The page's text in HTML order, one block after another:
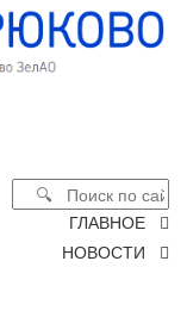
ГЛАВНОЕ
НОВОСТИ